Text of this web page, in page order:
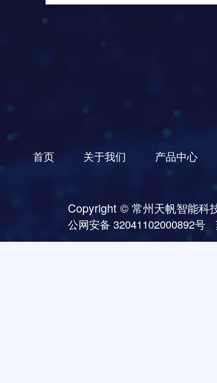
首页 关于我们 产品中心
Copyright © 常州天帆智能
公网安备 32041102000892号